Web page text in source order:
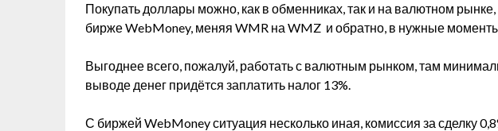
Покупать доллары можно, как в обменниках, так и на валютном
бирже WebMoney, меняя WMR на WMZ и обратно, в нужные
Выгоднее всего, пожалуй, работать с валютным рынком, там
выводе денег придётся заплатить налог 13%.
С биржей WebMoney ситуация несколько иная, комиссия за сделку